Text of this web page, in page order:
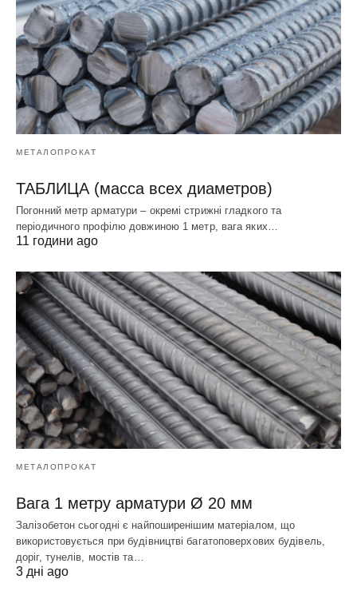
МЕТАЛОПРОКАТ
ТАБЛИЦА (масса всех диаметров)
Погонний метр арматури – окремі стрижні гладкого та
періодичного профілю довжиною 1 метр, вага яких…
11 години ago
МЕТАЛОПРОКАТ
Вага 1 метру арматури Ø 20 мм
Залізобетон сьогодні є найпоширенішим матеріалом, що
використовується при будівництві багатоповерхових будівель,
доріг, тунелів, мостів та…
3 дні ago